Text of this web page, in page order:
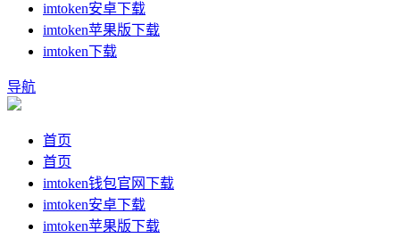
imtoken安卓下载
imtoken苹果版下载
imtoken下载
导航
首页
首页
imtoken钱包官网下载
imtoken安卓下载
imtoken苹果版下载